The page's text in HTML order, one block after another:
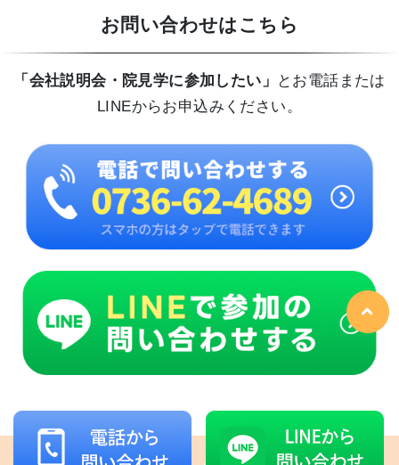
お問い合わせはこちら
「会社説明会・院見学に参加したい」
とお電話または
LINEからお申込みください。